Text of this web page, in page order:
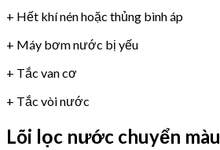
+ Hết khí nén hoặc thủng bình áp
+ Máy bơm nước bị yếu
+ Tắc van cơ
+ Tắc vòi nước
Lõi lọc nước chuyển màu